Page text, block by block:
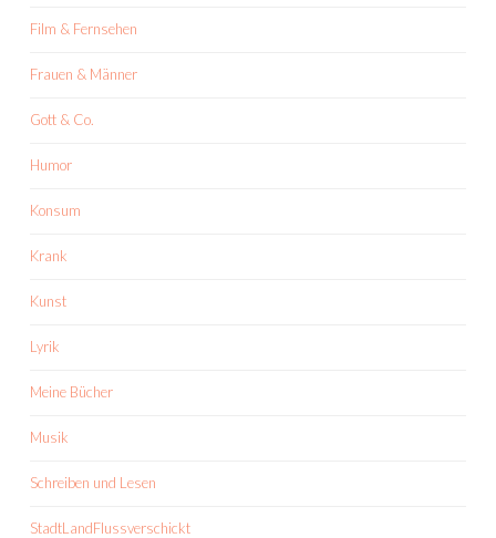
Film & Fernsehen
Frauen & Männer
Gott & Co.
Humor
Konsum
Krank
Kunst
Lyrik
Meine Bücher
Musik
Schreiben und Lesen
StadtLandFlussverschickt